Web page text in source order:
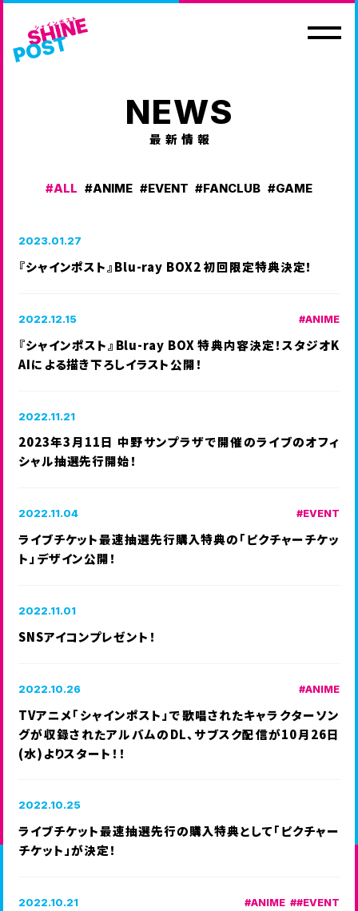
EVENT
イベント情報 ムービー
登場人物 映像商品・音楽商品
GOODS
グッズ情報
NOVELS
アニメ情報
GAME
NEWS
最新情報
ALL ANIME EVENT FANCLUB GAME
2023.01.27
『シャインポスト』Blu-ray BOX2 初回限定特典決定！
2022.12.15 ANIME
『シャインポスト』Blu-ray BOX 特典内容決定！スタジオK
AIによる描き下ろしイラスト公開！
2022.11.21
2023年3月11日 中野サンプラザで開催のライブのオフィ
シャル抽選先行開始！
2022.11.04 EVENT
ライブチケット最速抽選先行購入特典の「ピクチャーチケッ
ト」デザイン公開！
2022.11.01
SNSアイコンプレゼント！
2022.10.26 ANIME
TVアニメ「シャインポスト」で歌唱されたキャラクターソン
グが収録されたアルバムのDL、サブスク配信が10月26日
(水)よりスタート！！
2022.10.25
ライブチケット最速抽選先行の購入特典として「ピクチャー
チケット」が決定！
2022.10.21 ANIME EVENT